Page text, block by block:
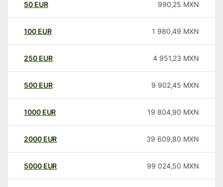
50 EUR 990,25 MXN
100 EUR 1 980,49 MXN
250 EUR 4 951,23 MXN
500 EUR 9 902,45 MXN
1000 EUR 19 804,90 MXN
2000 EUR 39 609,80 MXN
5000 EUR 99 024,50 MXN